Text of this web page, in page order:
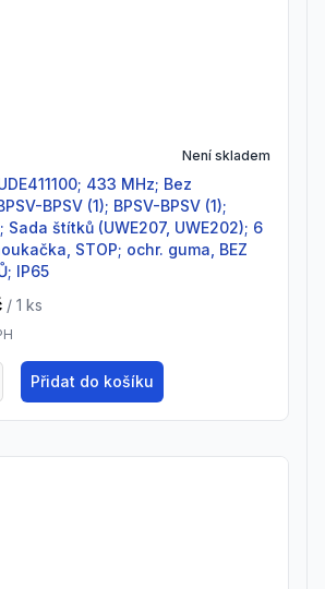
Není skladem
BPSV (1); BPSV-BPSV (1);
Sada štítků (UWE207, UWE202); 6
STOP; ochr. guma, BEZ
IP65
/ 1 ks
Přidat do košíku